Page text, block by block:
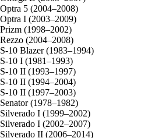
Optra 5 (2004–2008)
Optra I (2003–2009)
Prizm (1998–2002)
Rezzo (2004–2008)
S-10 Blazer (1983–1994)
S-10 I (1981–1993)
S-10 II (1993–1997)
S-10 II (1994–2004)
S-10 II (1997–2003)
Senator (1978–1982)
Silverado I (1999–2002)
Silverado I (2002–2007)
Silverado II (2006–2014)